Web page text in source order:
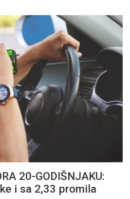
20-GODIŠNJAKU:
i sa 2,33 promila